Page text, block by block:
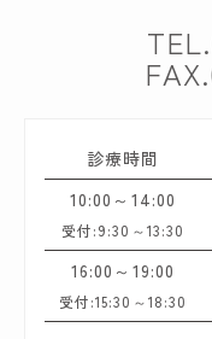
TEL.
診療時間
10:00～14:00
受付:9:30～13:30
16:00～19:00
受付:15:30～18:30